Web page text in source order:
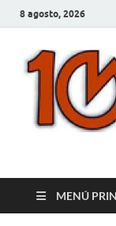
8 agosto, 2026
MENÚ